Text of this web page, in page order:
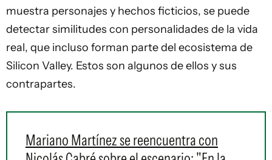
muestra personajes y hechos ficticios, se puede
detectar similitudes con personalidades de la vida
real, que incluso forman parte del ecosistema de
Silicon Valley. Estos son algunos de ellos y sus
contrapartes.
Mariano Martínez se reencuentra con